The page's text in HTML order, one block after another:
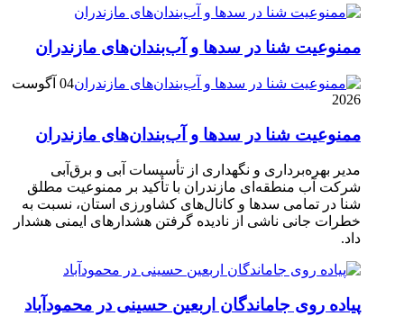
ممنوعیت شنا در سدها و آب‌بندان‌‌های مازندران
04 آگوست
2026
ممنوعیت شنا در سدها و آب‌بندان‌‌های مازندران
مدیر بهره‌برداری و نگهداری از تأسیسات آبی و برق‌آبی
شرکت آب منطقه‌ای مازندران با تأکید بر ممنوعیت مطلق
شنا در تمامی سدها و کانال‌های کشاورزی استان، نسبت به
خطرات جانی ناشی از نادیده گرفتن هشدارهای ایمنی هشدار
داد.
پیاده روی جاماندگان اربعین حسینی در محمودآباد